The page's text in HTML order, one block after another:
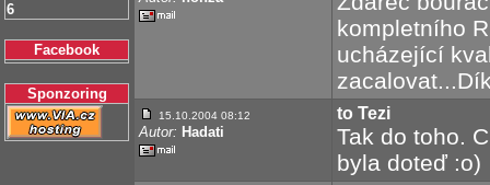
6
Facebook
Sponzoring
kompletního
ucházející
15.10.2004 08:12
Autor: Hadati
to Tezi
Tak do toho.
byla doteď :o)